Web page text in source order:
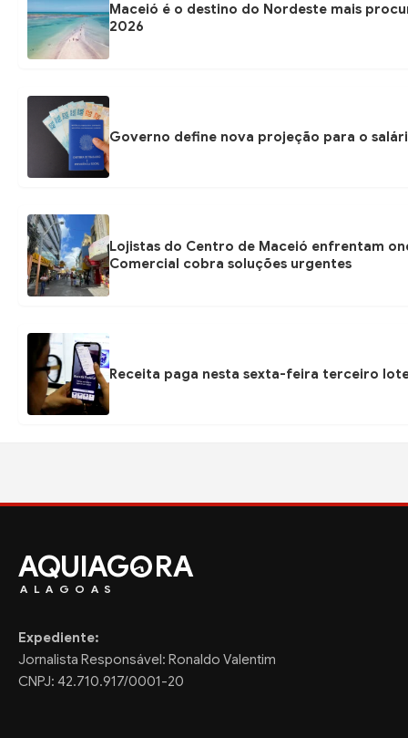
Maceió é o destino do Nordeste mais
2026
Governo define nova projeção para o
Lojistas do Centro de Maceió enfrentam
Comercial cobra soluções urgentes
Receita paga nesta sexta-feira terceiro
AQUIAG RA
ALAGOAS
Expediente:
Jornalista Responsável: Ronaldo Valentim
CNPJ: 42.710.917/0001-20